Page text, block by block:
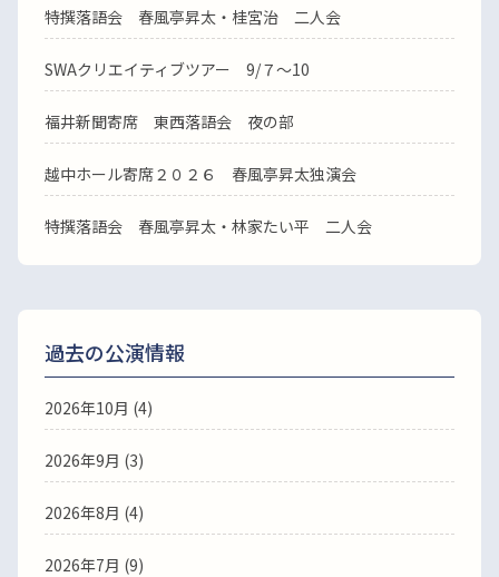
特撰落語会 春風亭昇太・桂宮治 二人会
SWAクリエイティブツアー 9/７～10
福井新聞寄席 東西落語会 夜の部
越中ホール寄席２０２６ 春風亭昇太独演会
特撰落語会 春風亭昇太・林家たい平 二人会
過去の公演情報
2026年10月 (4)
2026年9月 (3)
2026年8月 (4)
2026年7月 (9)